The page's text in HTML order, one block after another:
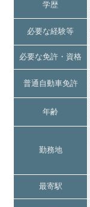
学歴
必要な経験等
必要な免許・資格
普通自動車免許
年齢
勤務地
最寄駅